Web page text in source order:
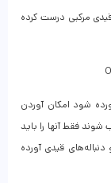
مرکبی درست کرده
شود امکان آوردن
شوند فقط آنها را باید
قیدی آورده